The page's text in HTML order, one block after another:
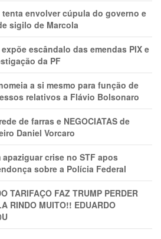
envolver cúpula do governo e
sigilo de Marcola
escândalo das emendas PIX e
da PF
a si mesmo para função de
relativos a Flávio Bolsonaro
de farras e NEGOCIATAS de
Daniel Vorcaro
crise no STF apos
sobre a Polícia Federal
TARIFAÇO FAZ TRUMP PERDER
RINDO MUITO!! EDUARDO